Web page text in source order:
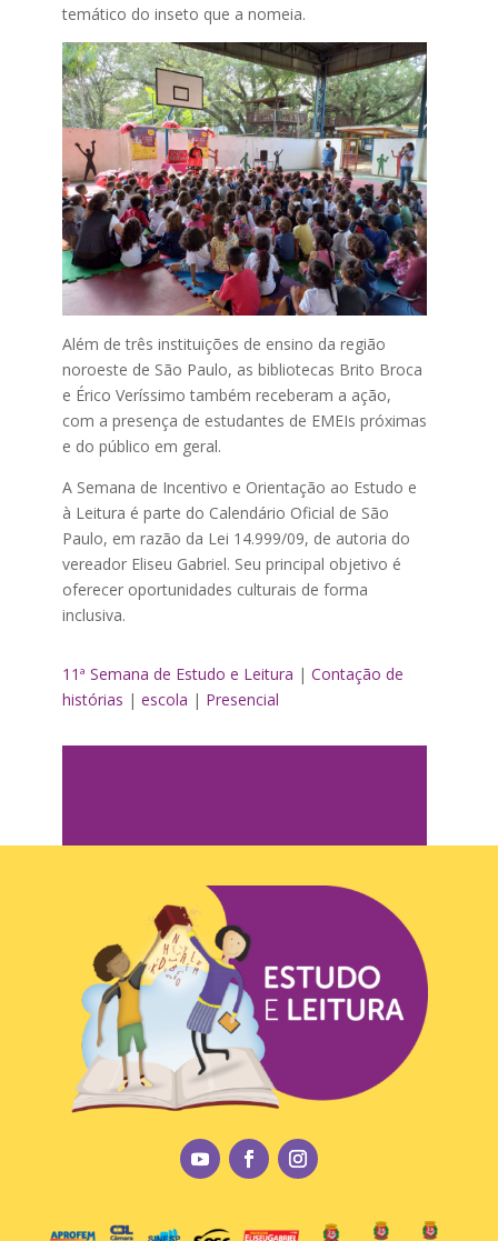
temático do inseto que a nomeia.
Além de três instituições de ensino da região
noroeste de São Paulo, as bibliotecas Brito Broca
e Érico Veríssimo também receberam a ação,
com a presença de estudantes de EMEIs próximas
e do público em geral.
A Semana de Incentivo e Orientação ao Estudo e
à Leitura é parte do Calendário Oficial de São
Paulo, em razão da Lei 14.999/09, de autoria do
vereador Eliseu Gabriel. Seu principal objetivo é
oferecer oportunidades culturais de forma
inclusiva.
11ª Semana de Estudo e Leitura | Contação de
histórias | escola | Presencial